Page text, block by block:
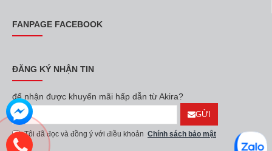
FANPAGE FACEBOOK
ĐĂNG KÝ NHẬN TIN
để nhận được khuyến mãi hấp dẫn từ Akira?
GỬI
Tôi đã đọc và đồng ý với điều khoản Chính sách bảo mật